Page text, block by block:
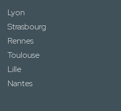
Lyon
Strasbourg
Rennes
Toulouse
Lille
Nantes